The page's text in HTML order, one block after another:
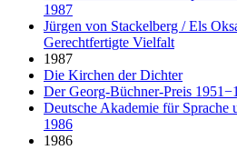
1987
Jürgen von Stackelberg / Els
Gerechtfertigte Vielfalt
1987
Die Kirchen der Dichter
Der Georg-Büchner-Preis
Deutsche Akademie für Sprache
1986
1986